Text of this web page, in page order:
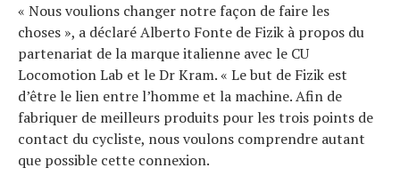
« Nous voulions changer notre façon de faire les
choses », a déclaré Alberto Fonte de Fizik à propos du
partenariat de la marque italienne avec le CU
Locomotion Lab et le Dr Kram. « Le but de Fizik est
d’être le lien entre l’homme et la machine. Afin de
fabriquer de meilleurs produits pour les trois points de
contact du cycliste, nous voulons comprendre autant
que possible cette connexion.